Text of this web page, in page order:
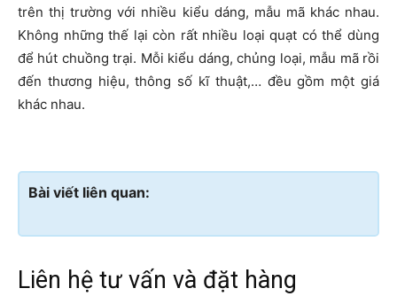
trên thị trường với nhiều kiểu dáng, mẫu mã khác nhau.
Không những thế lại còn rất nhiều loại quạt có thể dùng
để hút chuồng trại. Mỗi kiểu dáng, chủng loại, mẫu mã rồi
đến thương hiệu, thông số kĩ thuật,… đều gồm một giá
khác nhau.
Bài viết liên quan:
Liên hệ tư vấn và đặt hàng